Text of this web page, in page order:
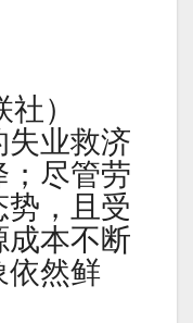
）
业救济
；尽管劳
，且受
成本不断
依然鲜